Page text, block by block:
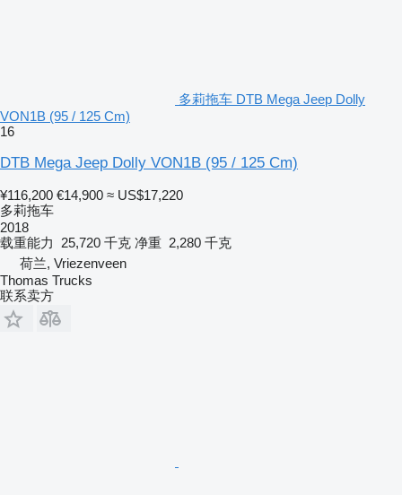
多莉拖车 DTB Mega Jeep Dolly
VON1B (95 / 125 Cm)
16
DTB Mega Jeep Dolly VON1B (95 / 125 Cm)
¥116,200 €14,900 ≈ US$17,220
多莉拖车
2018
载重能力
25,720 千克 净重 2,280 千克
荷兰, Vriezenveen
Thomas Trucks
联系卖方